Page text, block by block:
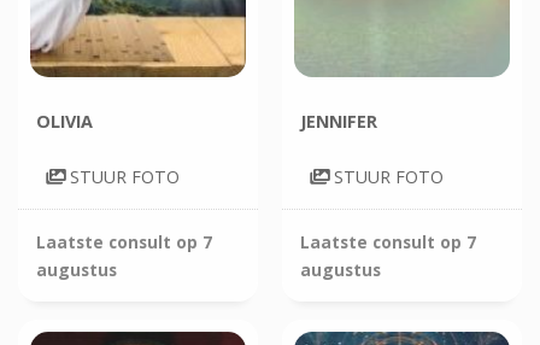
OLIVIA
STUUR FOTO
Laatste consult op 7
augustus
JENNIFER
STUUR FOTO
Laatste consult op 7
augustus